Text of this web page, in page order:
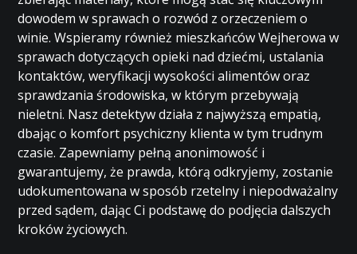
dowodem w sprawach o rozwód z orzeczeniem o
winie. Wspieramy również mieszkańców Wejherowa w
sprawach dotyczących opieki nad dziećmi, ustalania
kontaktów, weryfikacji wysokości alimentów oraz
sprawdzania środowiska, w którym przebywają
nieletni. Nasz detektyw działa z najwyższą empatią,
dbając o komfort psychiczny klienta w tym trudnym
czasie. Zapewniamy pełną anonimowość i
gwarantujemy, że prawda, którą odkryjemy, zostanie
udokumentowana w sposób rzetelny i niepodważalny
przed sądem, dając Ci podstawę do podjęcia dalszych
kroków życiowych.